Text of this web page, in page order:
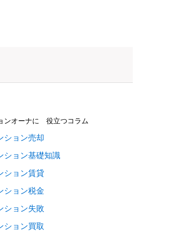
ンオーナに 役立つコラム
ション売却
ション基礎知識
ション賃貸
ション税金
ション失敗
ション買取